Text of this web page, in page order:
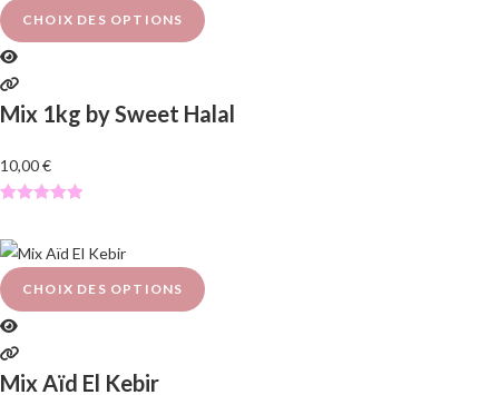
e
s
u
r
CHOIX DES OPTIONS
Mix 1kg by Sweet Halal
10,00€
sur 5
basé sur
notation
client
CHOIX DES OPTIONS
Mix Aïd El Kebir